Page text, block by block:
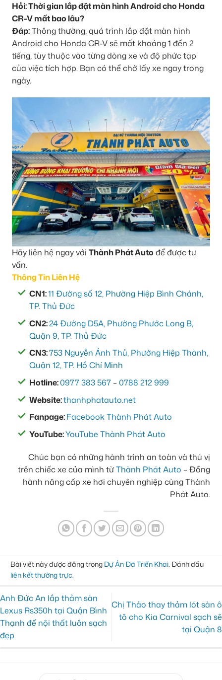
Hỏi: Thời gian lắp đặt màn hình Android cho Honda
CR-V mất bao lâu?
Đáp:Thông thường, quá trình lắp đặt màn hình
Android cho Honda CR-V sẽ mất khoảng 1 đến 2
tiếng, tùy thuộc vào từng dòng xe và độ phức tạp
của việc tích hợp. Bạn có thể chờ lấy xe ngay trong
ngày.
Hãy liên hệ ngay với Thành Phát Auto để được tư
vấn.
Thông Tin Liên Hệ
CN1:11 Đường số 12, Phường Hiệp Bình Chánh,
TP. Thủ Đức
CN2:24 Đường D5A, Phường Phước Long B,
Quận 9, TP. Thủ Đức
CN3:753 Nguyễn Ảnh Thủ, Phường Hiệp Thành,
Quận 12, TP. Hồ Chí Minh
Hotline:0977 383 567 –0788 212 999
Website:thanhphatauto.net
Fanpage:Facebook Thành Phát Auto
YouTube:YouTube Thành Phát Auto
Chúc bạn có những hành trình an toàn và thú vị
trên chiếc xe của mình từThành Phát Auto – Đồng
hành nâng cấp xe hơi chuyên nghiệp cùng Thành
Phát Auto.
Bài viết này được đăng trong Dự Án Đã Triển Khai. Đánh dấu
liên kết thường trực.
Anh Đức An lắp thảm sàn
Lexus Rs350h tại Quận Bình
Thạnh để nội thất luôn sạch
đẹp
Chị Thảo thay thảm lót sàn ô
tô cho Kia Carnival sạch sẽ
tại Quận 8